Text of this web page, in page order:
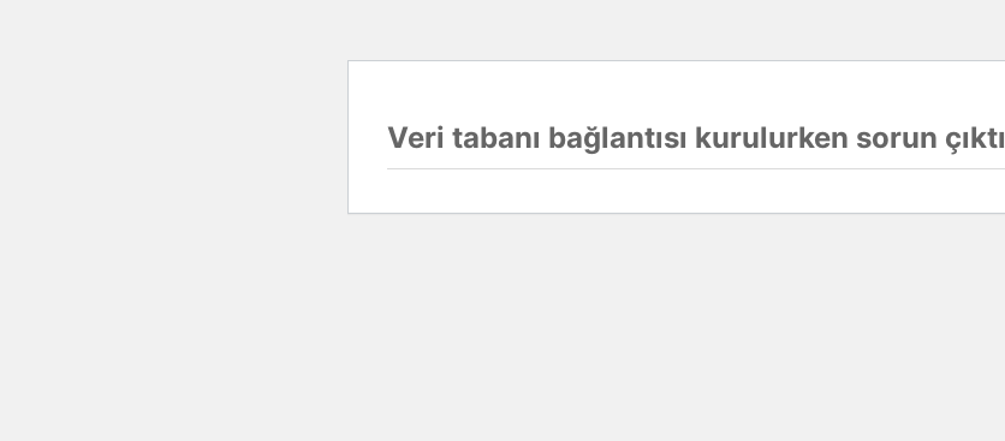
Veri tabanı bağlantısı kurulurken sorun çıktı